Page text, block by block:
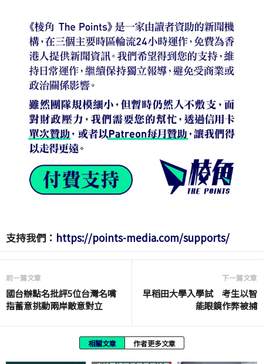
支持我們： https://points-media.com/supports/
前一篇文章
國台辦點名批評5位台灣名嘴
指蓄意挑動兩岸敵意對立
下一篇文章
早稻田大學入學試 考生以智
能眼鏡作弊被捕
相關文章 作者更多文章